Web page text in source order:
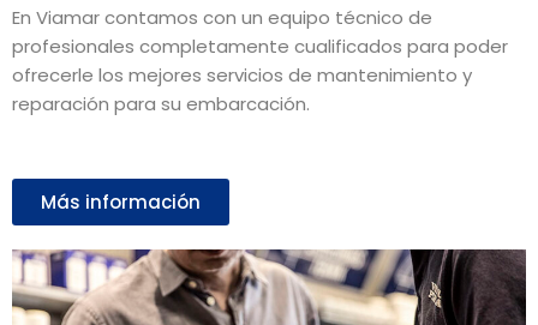
En Viamar contamos con un equipo técnico de
profesionales completamente cualificados para poder
ofrecerle los mejores servicios de mantenimiento y
reparación para su embarcación.
Más información